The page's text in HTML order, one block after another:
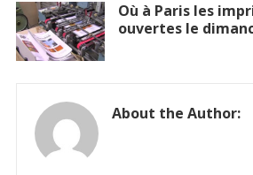
Où à Paris les
ouvertes le
About the Author: